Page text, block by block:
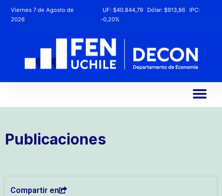
Viernes 7 de Agosto de
2026
UF: $40.844,79 Dólar: $913,86
IPC:
-0,20%
Publicaciones
Compartir en